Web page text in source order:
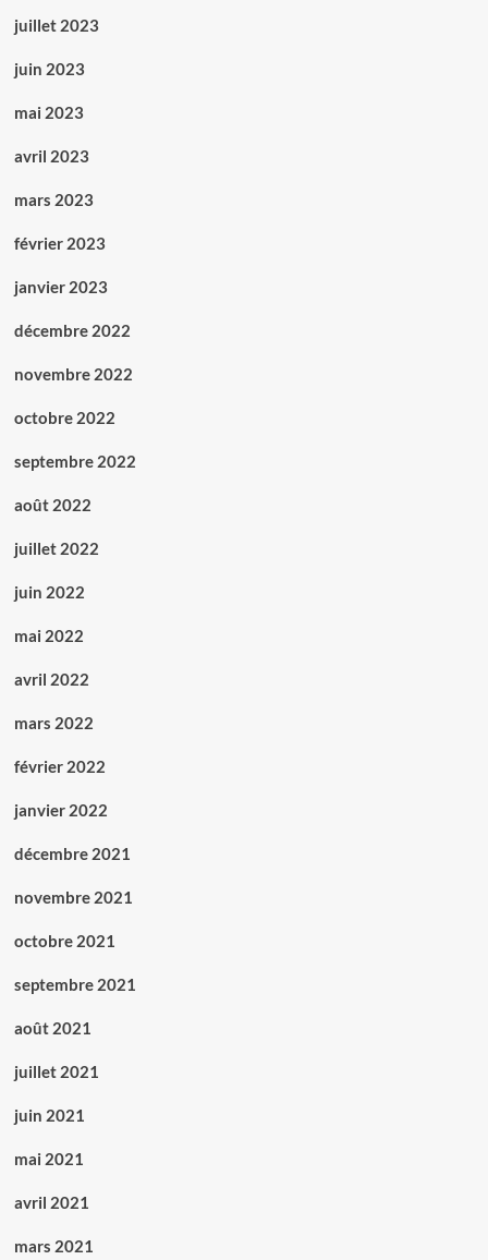
juillet 2023
juin 2023
mai 2023
avril 2023
mars 2023
février 2023
janvier 2023
décembre 2022
novembre 2022
octobre 2022
septembre 2022
août 2022
juillet 2022
juin 2022
mai 2022
avril 2022
mars 2022
février 2022
janvier 2022
décembre 2021
novembre 2021
octobre 2021
septembre 2021
août 2021
juillet 2021
juin 2021
mai 2021
avril 2021
mars 2021